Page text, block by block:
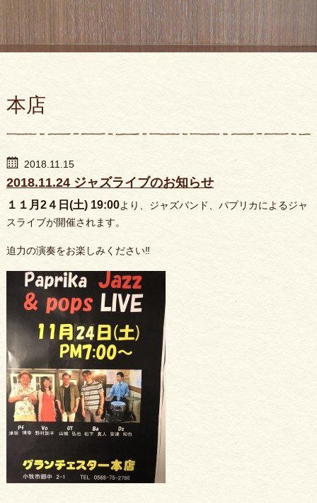
本店
2018.11.15
2018.11.24 ジャズライブのお知らせ
１１月2４日(土) 19:00より、ジャズバンド、パプリカによるジャ
スライブが開催されます。
迫力の演奏をお楽しみください‼️